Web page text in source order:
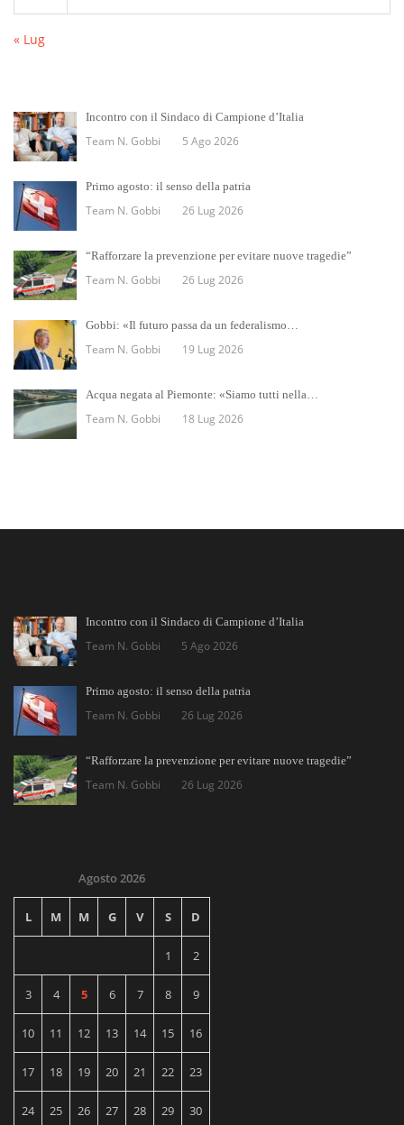
« Lug
Incontro con il Sindaco di Campione d’Italia
Team N. Gobbi 5 Ago 2026
Primo agosto: il senso della patria
Team N. Gobbi 26 Lug 2026
“Rafforzare la prevenzione per evitare nuove tragedie”
Team N. Gobbi 26 Lug 2026
Gobbi: «Il futuro passa da un federalismo…
Team N. Gobbi 19 Lug 2026
Acqua negata al Piemonte: «Siamo tutti nella…
Team N. Gobbi 18 Lug 2026
Incontro con il Sindaco di Campione d’Italia
Team N. Gobbi 5 Ago 2026
Primo agosto: il senso della patria
Team N. Gobbi 26 Lug 2026
“Rafforzare la prevenzione per evitare nuove tragedie”
Team N. Gobbi 26 Lug 2026
Agosto 2026
L M M G V S D
1 2
3 4 5 6 7 8 9
10 11 12 13 14 15 16
17 18 19 20 21 22 23
24 25 26 27 28 29 30